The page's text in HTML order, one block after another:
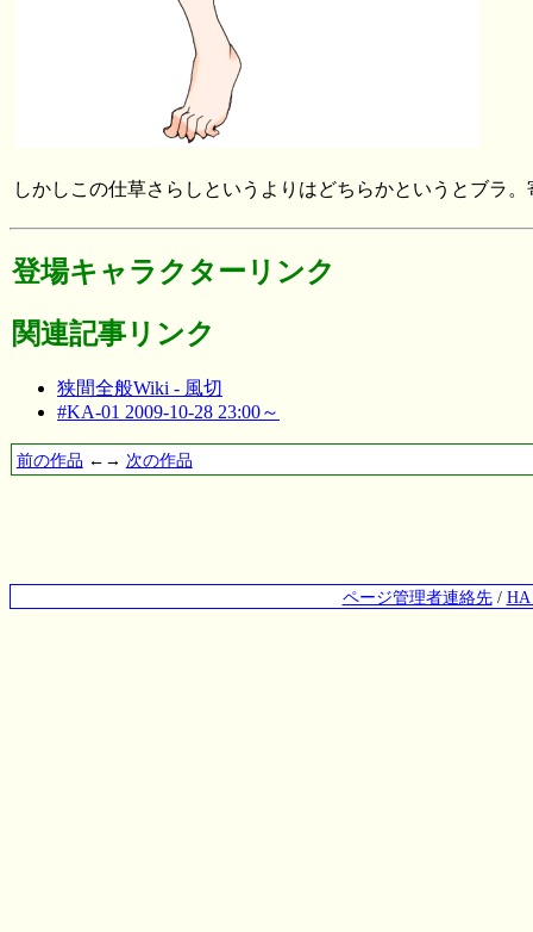
しかしこの仕草さらしというよりはどちらかというとブラ
登場キャラクターリンク
関連記事リンク
狭間全般Wiki - 風切
#KA-01 2009-10-28 23:00～
前の作品 ←→ 次の作品
ページ管理者連絡先/ HA